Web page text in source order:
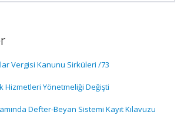
Vergisi Kanunu Sirküleri /73
Hizmetleri Yönetmeliği Değişti
Defter-Beyan Sistemi Kayıt Kılavuzu